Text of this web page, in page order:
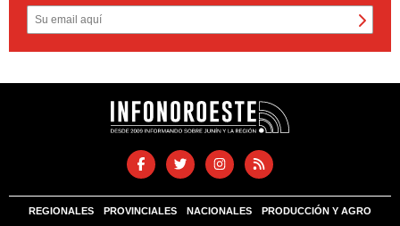
REGIONALES PROVINCIALES NACIONALES PRODUCCIÓN Y AGRO